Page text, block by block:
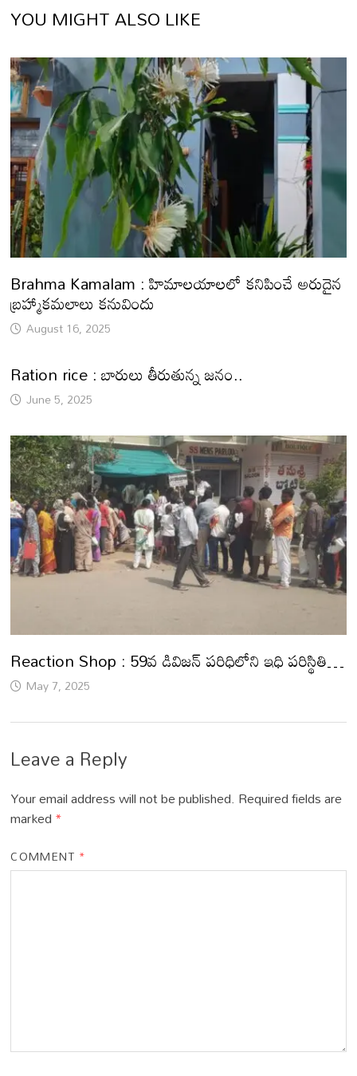
YOU MIGHT ALSO LIKE
Brahma Kamalam : హిమాలయాలలో కనిపించే అరుదైన
బ్రహ్మాకమలాలు కనువిందు
August 16, 2025
Ration rice : బారులు తీరుతున్న జనం..
June 5, 2025
Reaction Shop : 59వ డివిజన్ పరిధిలోని ఇధి పరిస్థితి…
May 7, 2025
Leave a Reply
Your email address will not be published. Required fields are
marked*
COMMENT *